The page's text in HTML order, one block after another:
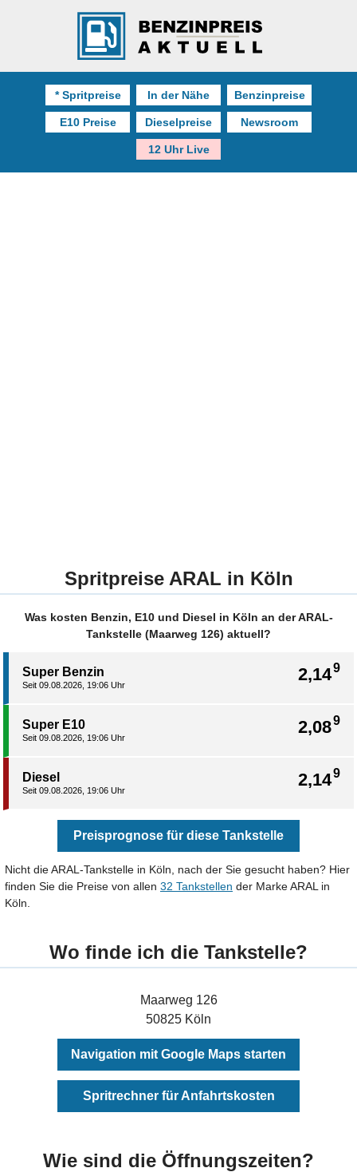
* Spritpreise In der Nähe Benzinpreise
E10 Preise Dieselpreise Newsroom
12 Uhr Live
Spritpreise ARAL in Köln
Was kosten Benzin, E10 und Diesel in Köln an der ARAL-
Tankstelle (Maarweg 126) aktuell?
2,149
Super Benzin
Seit 09.08.2026, 19:06 Uhr
2,089
Super E10
Seit 09.08.2026, 19:06 Uhr
2,149
Diesel
Seit 09.08.2026, 19:06 Uhr
Preisprognose für diese Tankstelle
Nicht die ARAL-Tankstelle in Köln, nach der Sie gesucht haben? Hier
finden Sie die Preise von allen 32 Tankstellen der Marke ARAL in
Köln.
Wo finde ich die Tankstelle?
Maarweg 126
50825 Köln
Navigation mit Google Maps starten
Spritrechner für Anfahrtskosten
Wie sind die Öffnungszeiten?